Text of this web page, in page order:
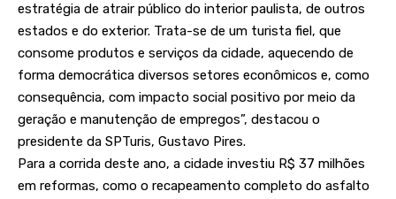
estratégia de atrair público do interior paulista, de outros
estados e do exterior. Trata-se de um turista fiel, que
consome produtos e serviços da cidade, aquecendo de
forma democrática diversos setores econômicos e, como
consequência, com impacto social positivo por meio da
geração e manutenção de empregos”, destacou o
presidente da SPTuris, Gustavo Pires.
Para a corrida deste ano, a cidade investiu R$ 37 milhões
em reformas, como o recapeamento completo do asfalto